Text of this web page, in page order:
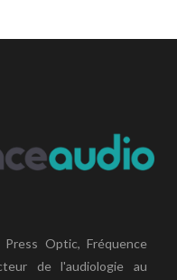
Optic, Fréquence
de l'audiologie au